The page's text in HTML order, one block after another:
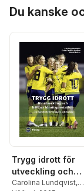
Du kanske
Trygg idrott för
utveckling och
hållbar
Carolina Lundqvist,